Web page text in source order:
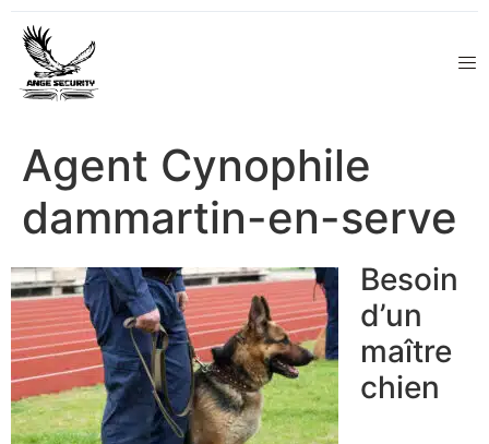
Agent Cynophile
dammartin-en-serve
Besoin
d’un
maître
chien